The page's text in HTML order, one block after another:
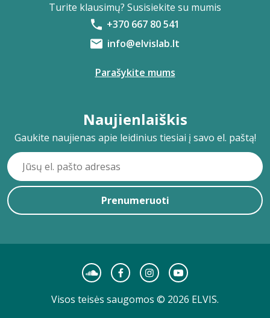
Turite klausimų? Susisiekite su mumis
+370 667 80 541
info@elvislab.lt
Parašykite mums
Naujienlaiškis
Gaukite naujienas apie leidinius tiesiai į savo el. paštą!
Prenumeruoti
Visos teisės saugomos © 2026 ELVIS.